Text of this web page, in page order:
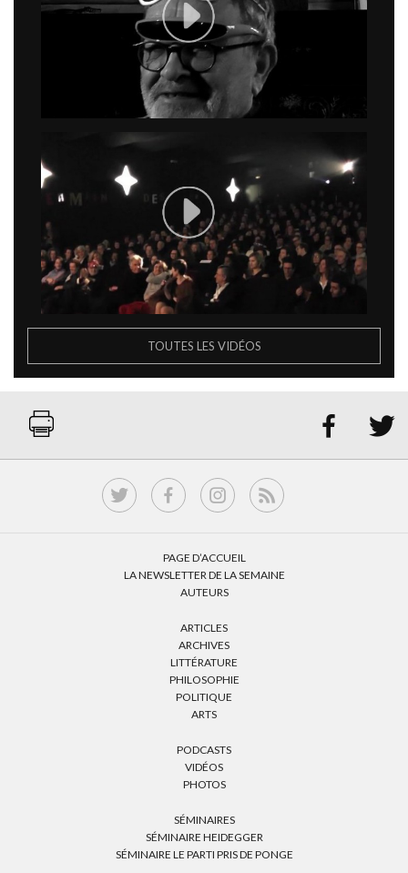
TOUTES LES VIDÉOS
 
PAGE D’ACCUEIL
LA NEWSLETTER DE LA SEMAINE
AUTEURS
ARTICLES
ARCHIVES
LITTÉRATURE
PHILOSOPHIE
POLITIQUE
ARTS
PODCASTS
VIDÉOS
PHOTOS
SÉMINAIRES
SÉMINAIRE HEIDEGGER
SÉMINAIRE LE PARTI PRIS DE PONGE